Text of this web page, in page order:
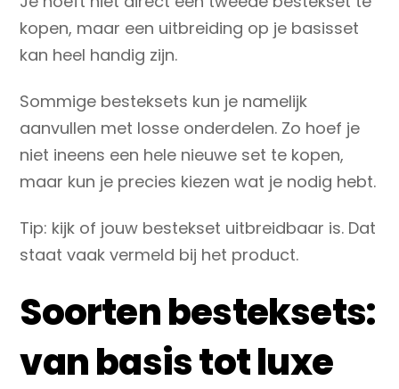
kopen, maar een uitbreiding op je basisset
kan heel handig zijn.
Sommige besteksets kun je namelijk
aanvullen met losse onderdelen. Zo hoef je
niet ineens een hele nieuwe set te kopen,
maar kun je precies kiezen wat je nodig hebt.
Tip: kijk of jouw bestekset uitbreidbaar is. Dat
staat vaak vermeld bij het product.
Soorten besteksets:
van basis tot luxe